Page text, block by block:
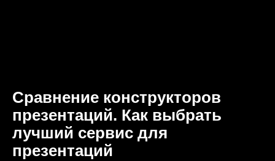
Сравнение конструкторов
презентаций. Как выбрать
лучший сервис для
презентаций